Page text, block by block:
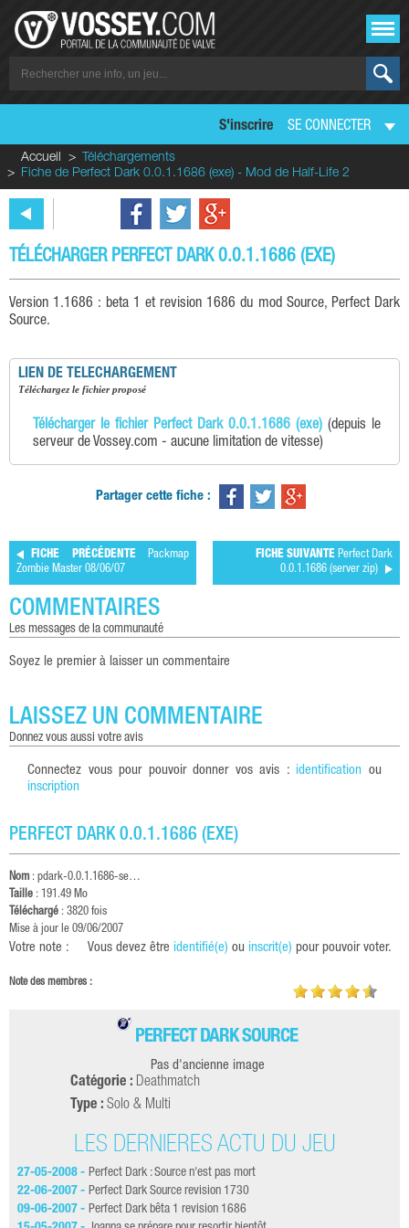
S'inscrire SE CONNECTER
Accueil
Téléchargements
Fiche de Perfect Dark 0.0.1.1686 (exe) - Mod de Half-Life 2
TÉLÉCHARGER PERFECT DARK 0.0.1.1686 (EXE)
Version 1.1686 : beta 1 et revision 1686 du mod Source, Perfect Dark
Source.
LIEN DE TELECHARGEMENT
téléchargez le fichier proposé
Télécharger le fichier Perfect Dark 0.0.1.1686 (exe) (depuis le
serveur de Vossey.com - aucune limitation de vitesse)
Partager cette fiche :
FICHE PRÉCÉDENTEPackmap
Zombie Master 08/06/07
FICHE SUIVANTE Perfect Dark
0.0.1.1686 (server zip)
COMMENTAIRES
les messages de la communauté
Soyez le premier à laisser un commentaire
LAISSEZ UN COMMENTAIRE
donnez vous aussi votre avis
Connectez vous pour pouvoir donner vos avis : identification ou
inscription
PERFECT DARK 0.0.1.1686 (EXE)
Nom : pdark-0.0.1.1686-se…
Taille : 191.49 Mo
Téléchargé : 3820 fois
Mise à jour le 09/06/2007
Votre note : Vous devez être identifié(e) ou inscrit(e) pour pouvoir voter.
Note des membres :
PERFECT DARK SOURCE
Pas d'ancienne image
Catégorie : Deathmatch
Type : Solo & Multi
LES DERNIÈRES ACTU DU JEU
27-05-2008 - Perfect Dark : Source n'est pas mort
22-06-2007 - Perfect Dark Source revision 1730
09-06-2007 - Perfect Dark bêta 1 revision 1686